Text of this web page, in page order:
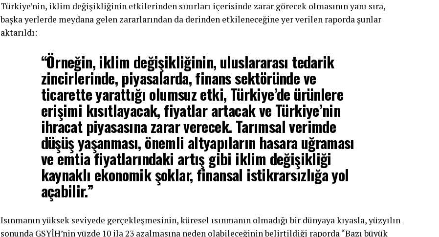
Türkiye’nin, iklim değişikliğinin etkilerinden sınırları içerisinde zarar görecek olmasının yanı sıra,
başka yerlerde meydana gelen zararlarından da derinden etkileneceğine yer verilen raporda şunlar
aktarıldı:
“Örneğin, iklim değişikliğinin, uluslararası tedarik
zincirlerinde, piyasalarda, finans sektöründe ve
ticarette yarattığı olumsuz etki, Türkiye’de ürünlere
erişimi kısıtlayacak, fiyatlar artacak ve Türkiye’nin
ihracat piyasasına zarar verecek. Tarımsal verimde
düşüş yaşanması, önemli altyapıların hasara uğraması
ve emtia fiyatlarındaki artış gibi iklim değişikliği
kaynaklı ekonomik şoklar, finansal istikrarsızlığa yol
açabilir.”
Isınmanın yüksek seviyede gerçekleşmesinin, küresel ısınmanın olmadığı bir dünyaya kıyasla, yüzyılın
sonunda GSYİH’nin yüzde 10 ila 23 azalmasına neden olabileceğinin belirtildiği raporda “Bazı büyük